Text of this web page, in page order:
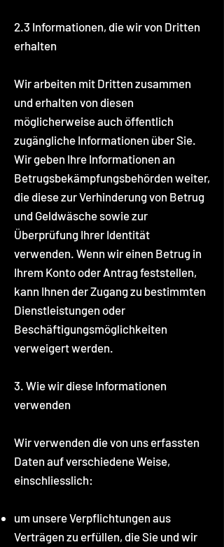
2.3 Informationen, die wir von Dritten
erhalten
Wir arbeiten mit Dritten zusammen
und erhalten von diesen
möglicherweise auch öffentlich
zugängliche Informationen über Sie.
Wir geben Ihre Informationen an
Betrugsbekämpfungsbehörden weiter,
die diese zur Verhinderung von Betrug
und Geldwäsche sowie zur
Überprüfung Ihrer Identität
verwenden. Wenn wir einen Betrug in
Ihrem Konto oder Antrag feststellen,
kann Ihnen der Zugang zu bestimmten
Dienstleistungen oder
Beschäftigungsmöglichkeiten
verweigert werden.
3. Wie wir diese Informationen
verwenden
Wir verwenden die von uns erfassten
Daten auf verschiedene Weise,
einschliesslich:
um unsere Verpflichtungen aus
Verträgen zu erfüllen, die Sie und wir